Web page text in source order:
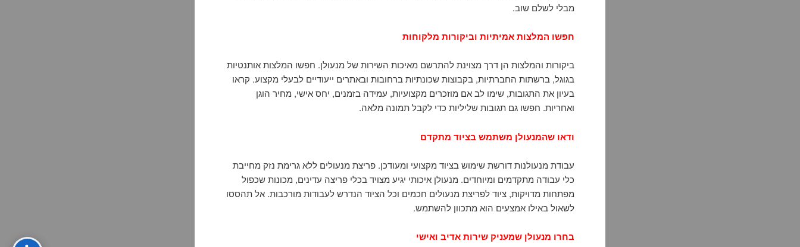
מבלי לשלם שוב.
חפשו המלצות אמיתיות וביקורות מלקוחות
ביקורות והמלצות הן דרך מצוינת להתרשם מאיכות השירות של מנעולן. חפשו המלצות אותנטיות
בגוגל, ברשתות החברתיות, בקבוצות שכונתיות ברחובות ובאתרים ייעודיים לבעלי מקצוע. קראו
בעיון את התגובות, שימו לב אם מוזכרים מקצועיות, עמידה בזמנים, יחס אישי, מחיר הוגן
ואחריות. חפשו גם תגובות שליליות כדי לקבל תמונה מלאה.
ודאו שהמנעולן משתמש בציוד מתקדם
עבודת מנעולנות דורשת שימוש בציוד מקצועי ומעודכן. פריצת מנעולים ללא גרימת נזק מחייבת
כלי עבודה מתקדמים ומיוחדים. מנעולן איכותי יגיע מצויד בכלי פריצה עדינים, מכונות שכפול
מפתחות מדויקות, ציוד לפריצת מנעולים חכמים וכל הציוד הנדרש לעבודות מורכבות. אל תהססו
לשאול באילו אמצעים הוא מתכוון להשתמש.
בחרו מנעולן שמעניק שירות אדיב ואישי